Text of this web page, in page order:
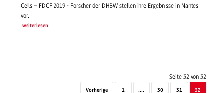
Cells – FDCF 2019 - Forscher der DHBW stellen ihre Ergebnisse in Nantes
vor.
weiterlesen
Seite 32 von 32
Vorherige 1 .... 30 31 32